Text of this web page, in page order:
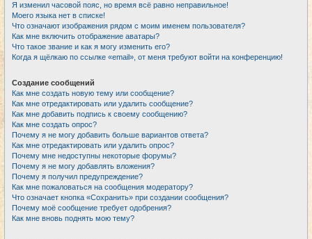
Я изменил часовой пояс, но время всё равно неправильное!
Моего языка нет в списке!
Что означают изображения рядом с моим именем пользователя?
Как мне включить отображение аватары?
Что такое звание и как я могу изменить его?
Когда я щёлкаю по ссылке «email», от меня требуют войти на конференцию!
Создание сообщений
Как мне создать новую тему или сообщение?
Как мне отредактировать или удалить сообщение?
Как мне добавить подпись к своему сообщению?
Как мне создать опрос?
Почему я не могу добавить больше вариантов ответа?
Как мне отредактировать или удалить опрос?
Почему мне недоступны некоторые форумы?
Почему я не могу добавлять вложения?
Почему я получил предупреждение?
Как мне пожаловаться на сообщения модератору?
Что означает кнопка «Сохранить» при создании сообщения?
Почему моё сообщение требует одобрения?
Как мне вновь поднять мою тему?